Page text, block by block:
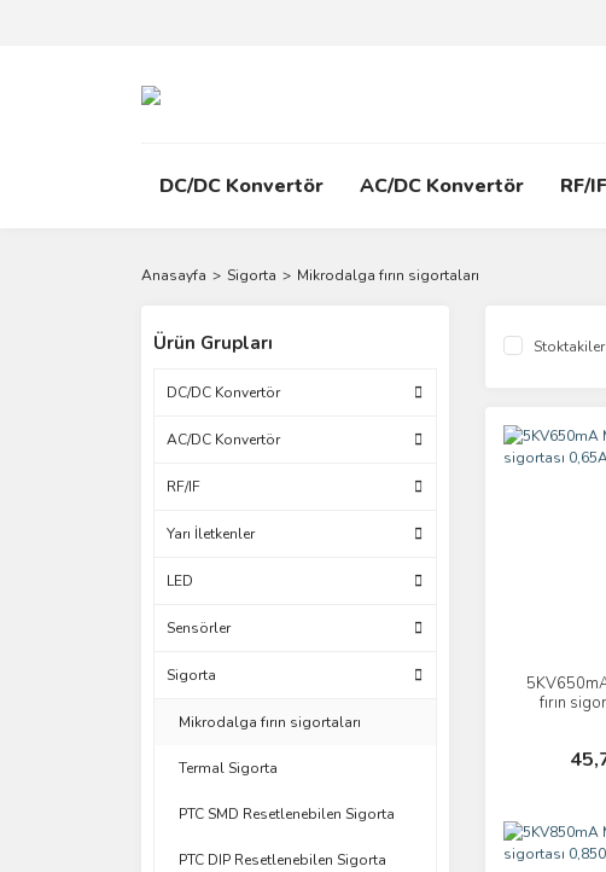
DC/DC Konvertör AC/DC Konvertör RF/IF
Anasayfa Sigorta Mikrodalga fırın sigortaları
Ürün Grupları
DC/DC Konvertör
AC/DC Konvertör
RF/IF
Yarı İletkenler
LED
Sensörler
Sigorta
Mikrodalga fırın sigortaları
Termal Sigorta
PTC SMD Resetlenebilen Sigorta
PTC DIP Resetlenebilen Sigorta
Stoktakiler
fırın